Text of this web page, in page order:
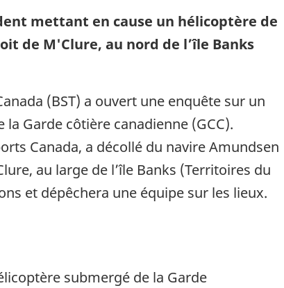
mettant en cause un hélicoptère de
de M'Clure, au nord de l’île Banks
(BST) a ouvert une enquête sur un
Garde côtière canadienne (GCC).
Canada, a décollé du navire Amundsen
au large de l’île Banks (Territoires du
et dépêchera une équipe sur les lieux.
submergé de la Garde